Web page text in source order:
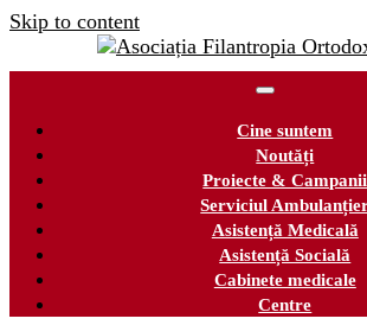
Skip to content
Cine suntem
Noutăți
Proiecte & Campanii
Serviciul
Asistență Medicală
Asistență Socială
Cabinete medicale
Centre